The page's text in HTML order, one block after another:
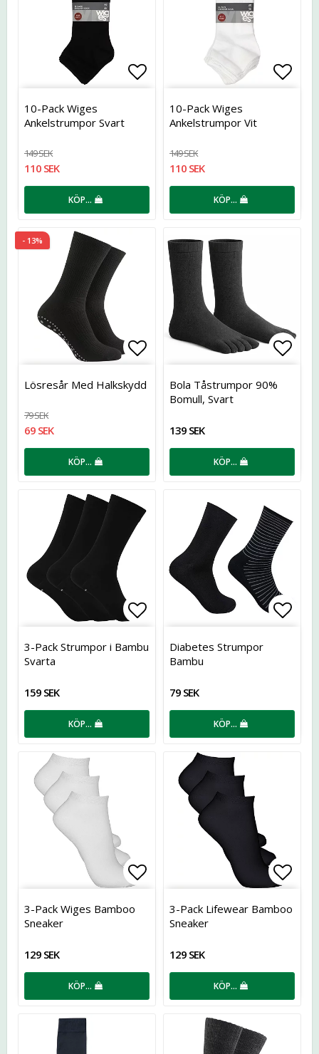
Lägg till i favoritlistan
10-Pack Wiges
Ankelstrumpor Svart
149 SEK
110 SEK
KÖP…
10-Pack Wiges
Ankelstrumpor Vit
149 SEK
110 SEK
KÖP…
- 13%
Lägg till i favoritlistan
Lösresår Med Halkskydd
79 SEK
69 SEK
KÖP…
Bola Tåstrumpor 90%
Bomull, Svart
139 SEK
KÖP…
Lägg till i favoritlistan
3-Pack Strumpor i Bambu
Svarta
159 SEK
KÖP…
Diabetes Strumpor
Bambu
79 SEK
KÖP…
Lägg till i favoritlistan
3-Pack Wiges Bamboo
Sneaker
129 SEK
KÖP…
3-Pack Lifewear Bamboo
Sneaker
129 SEK
KÖP…